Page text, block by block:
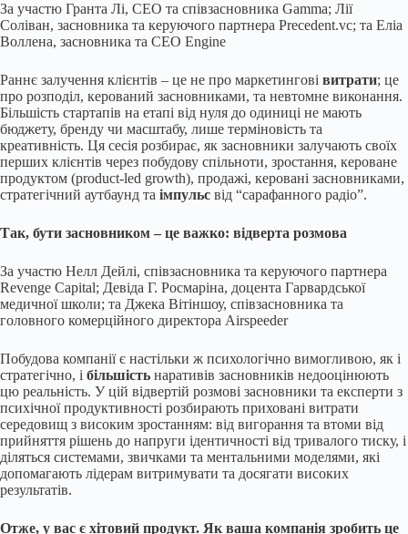
За участю Гранта Лі, CEO та співзасновника Gamma; Лії
Соліван, засновника та керуючого партнера Precedent.vc; та Еліа
Воллена, засновника та CEO Engine
Раннє залучення клієнтів – це не про маркетингові витрати; це
про розподіл, керований засновниками, та невтомне виконання.
Більшість стартапів на етапі від нуля до одиниці не мають
бюджету, бренду чи масштабу, лише терміновість та
креативність. Ця сесія розбирає, як засновники залучають своїх
перших клієнтів через побудову спільноти, зростання, кероване
продуктом (product-led growth), продажі, керовані засновниками,
стратегічний аутбаунд та імпульс від “сарафанного радіо”.
Так, бути засновником – це важко: відверта розмова
За участю Нелл Дейлі, співзасновника та керуючого партнера
Revenge Capital; Девіда Г. Росмаріна, доцента Гарвардської
медичної школи; та Джека Вітіншоу, співзасновника та
головного комерційного директора Airspeeder
Побудова компанії є настільки ж психологічно вимогливою, як і
стратегічно, і більшість наративів засновників недооцінюють
цю реальність. У цій відвертій розмові засновники та експерти з
психічної продуктивності розбирають приховані витрати
середовищ з високим зростанням: від вигорання та втоми від
прийняття рішень до напруги ідентичності від тривалого тиску, і
діляться системами, звичками та ментальними моделями, які
допомагають лідерам витримувати та досягати високих
результатів.
Отже, у вас є хітовий продукт. Як ваша компанія зробить це